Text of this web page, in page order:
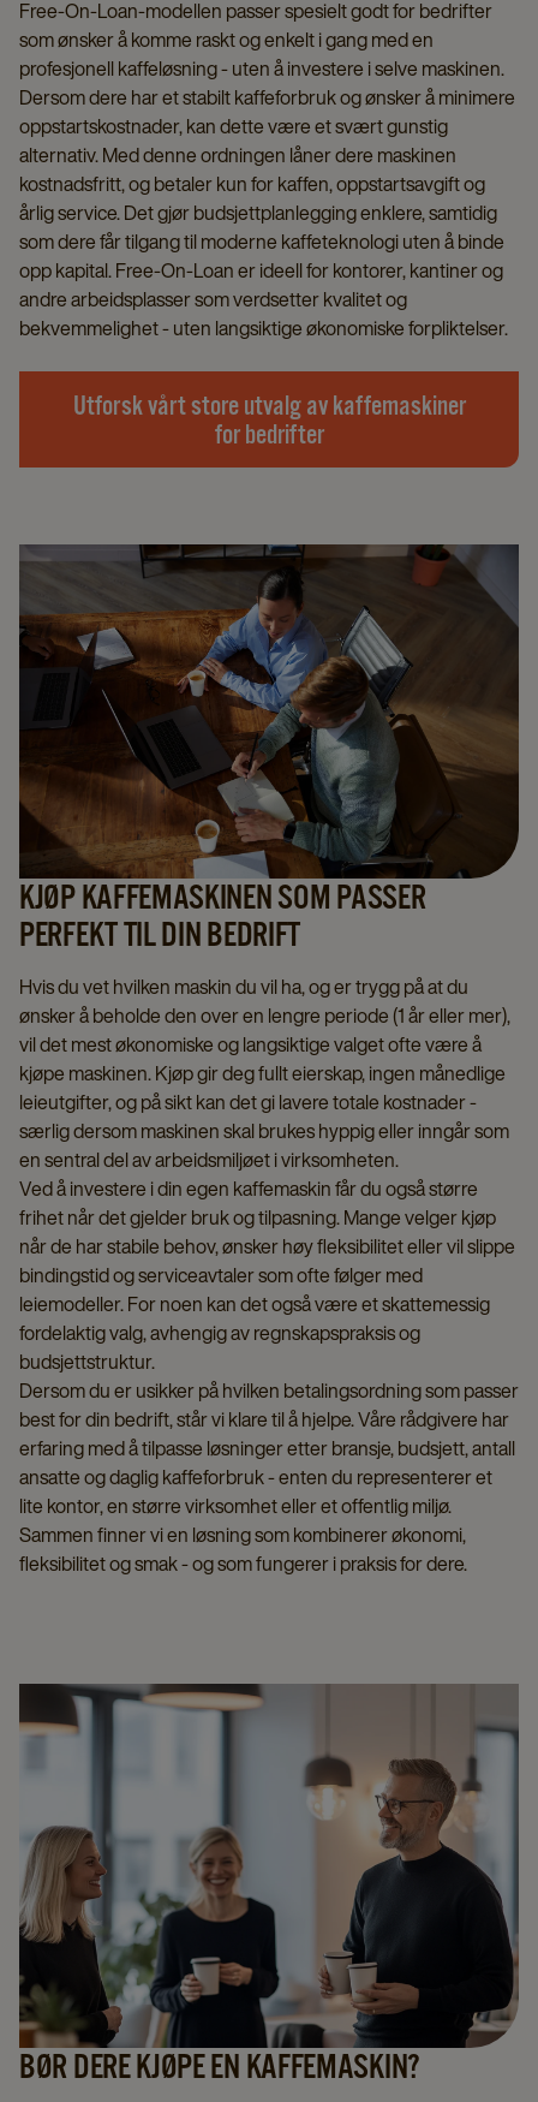
Free-On-Loan-modellen passer spesielt godt for bedrifter
som ønsker å komme raskt og enkelt i gang med en
profesjonell kaffeløsning - uten å investere i selve maskinen.
Dersom dere har et stabilt kaffeforbruk og ønsker å minimere
oppstartskostnader, kan dette være et svært gunstig
alternativ. Med denne ordningen låner dere maskinen
kostnadsfritt, og betaler kun for kaffen, oppstartsavgift og
årlig service. Det gjør budsjettplanlegging enklere, samtidig
som dere får tilgang til moderne kaffeteknologi uten å binde
opp kapital. Free-On-Loan er ideell for kontorer, kantiner og
andre arbeidsplasser som verdsetter kvalitet og
bekvemmelighet - uten langsiktige økonomiske forpliktelser.
Utforsk vårt store utvalg av kaffemaskiner
for bedrifter
KJØP KAFFEMASKINEN SOM PASSER
PERFEKT TIL DIN BEDRIFT
Hvis du vet hvilken maskin du vil ha, og er trygg på at du
ønsker å beholde den over en lengre periode (1 år eller mer),
vil det mest økonomiske og langsiktige valget ofte være å
kjøpe maskinen. Kjøp gir deg fullt eierskap, ingen månedlige
leieutgifter, og på sikt kan det gi lavere totale kostnader -
særlig dersom maskinen skal brukes hyppig eller inngår som
en sentral del av arbeidsmiljøet i virksomheten.
Ved å investere i din egen kaffemaskin får du også større
frihet når det gjelder bruk og tilpasning. Mange velger kjøp
når de har stabile behov, ønsker høy fleksibilitet eller vil slippe
bindingstid og serviceavtaler som ofte følger med
leiemodeller. For noen kan det også være et skattemessig
fordelaktig valg, avhengig av regnskapspraksis og
budsjettstruktur.
Dersom du er usikker på hvilken betalingsordning som passer
best for din bedrift, står vi klare til å hjelpe. Våre rådgivere har
erfaring med å tilpasse løsninger etter bransje, budsjett, antall
ansatte og daglig kaffeforbruk - enten du representerer et
lite kontor, en større virksomhet eller et offentlig miljø.
Sammen finner vi en løsning som kombinerer økonomi,
fleksibilitet og smak - og som fungerer i praksis for dere.
BØR DERE KJØPE EN KAFFEMASKIN?